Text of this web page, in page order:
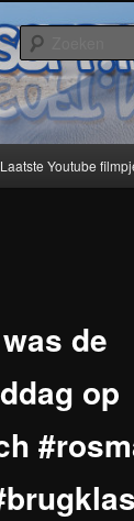
Laatste Youtube
de
op